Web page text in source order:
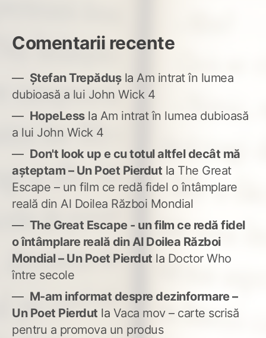
Comentarii recente
Ștefan Trepădușla Am intrat în lumea
dubioasă a lui John Wick 4
HopeLessla Am intrat în lumea dubioasă
a lui John Wick 4
Don't look up e cu totul altfel decât mă
așteptam – Un Poet Pierdut la The Great
Escape – un film ce redă fidel o întâmplare
reală din Al Doilea Război Mondial
The Great Escape - un film ce redă fidel
o întâmplare reală din Al Doilea Război
Mondial – Un Poet Pierdut la Doctor Who
între secole
M-am informat despre dezinformare –
Un Poet Pierdut la Vaca mov – carte scrisă
pentru a promova un produs